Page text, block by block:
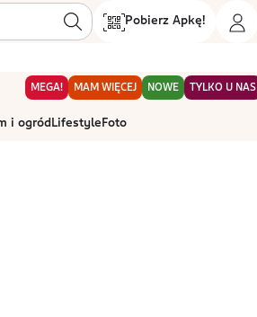
Pobierz Apkę!
MEGA! MAM WIĘCEJ NOWE TYLKO U NAS
i ogród Lifestyle Foto